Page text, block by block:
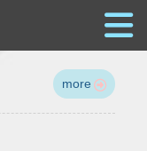
more